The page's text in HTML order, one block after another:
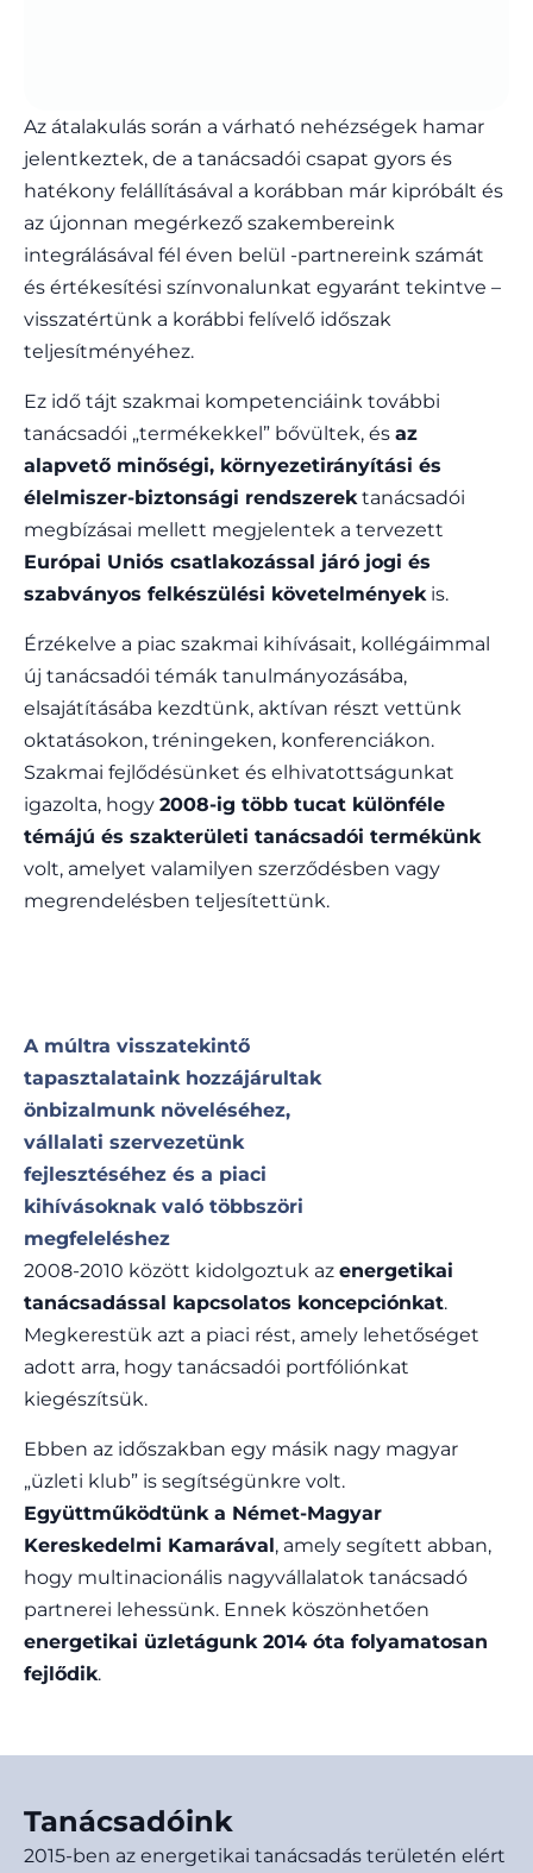
Az átalakulás során a várható nehézségek hamar
jelentkeztek, de a tanácsadói csapat gyors és
hatékony felállításával a korábban már kipróbált és
az újonnan megérkező szakembereink
integrálásával fél éven belül -partnereink számát
és értékesítési színvonalunkat egyaránt tekintve –
visszatértünk a korábbi felívelő időszak
teljesítményéhez.
Ez idő tájt szakmai kompetenciáink további
tanácsadói „termékekkel” bővültek, és az
alapvető minőségi, környezetirányítási és
élelmiszer-biztonsági rendszerek tanácsadói
megbízásai mellett megjelentek a tervezett
Európai Uniós csatlakozással járó jogi és
szabványos felkészülési követelmények is.
Érzékelve a piac szakmai kihívásait, kollégáimmal
új tanácsadói témák tanulmányozásába,
elsajátításába kezdtünk, aktívan részt vettünk
oktatásokon, tréningeken, konferenciákon.
Szakmai fejlődésünket és elhivatottságunkat
igazolta, hogy 2008-ig több tucat különféle
témájú és szakterületi tanácsadói termékünk
volt, amelyet valamilyen szerződésben vagy
megrendelésben teljesítettünk.
A múltra visszatekintő
tapasztalataink hozzájárultak
önbizalmunk növeléséhez,
vállalati szervezetünk
fejlesztéséhez és a piaci
kihívásoknak való többszöri
megfeleléshez
2008-2010 között kidolgoztuk az energetikai
tanácsadással kapcsolatos koncepciónkat.
Megkerestük azt a piaci rést, amely lehetőséget
adott arra, hogy tanácsadói portfóliónkat
kiegészítsük.
Ebben az időszakban egy másik nagy magyar
„üzleti klub” is segítségünkre volt.
Együttműködtünk a Német-Magyar
Kereskedelmi Kamarával, amely segített abban,
hogy multinacionális nagyvállalatok tanácsadó
partnerei lehessünk. Ennek köszönhetően
energetikai üzletágunk 2014 óta folyamatosan
fejlődik.
Tanácsadóink
2015-ben az energetikai tanácsadás területén elért